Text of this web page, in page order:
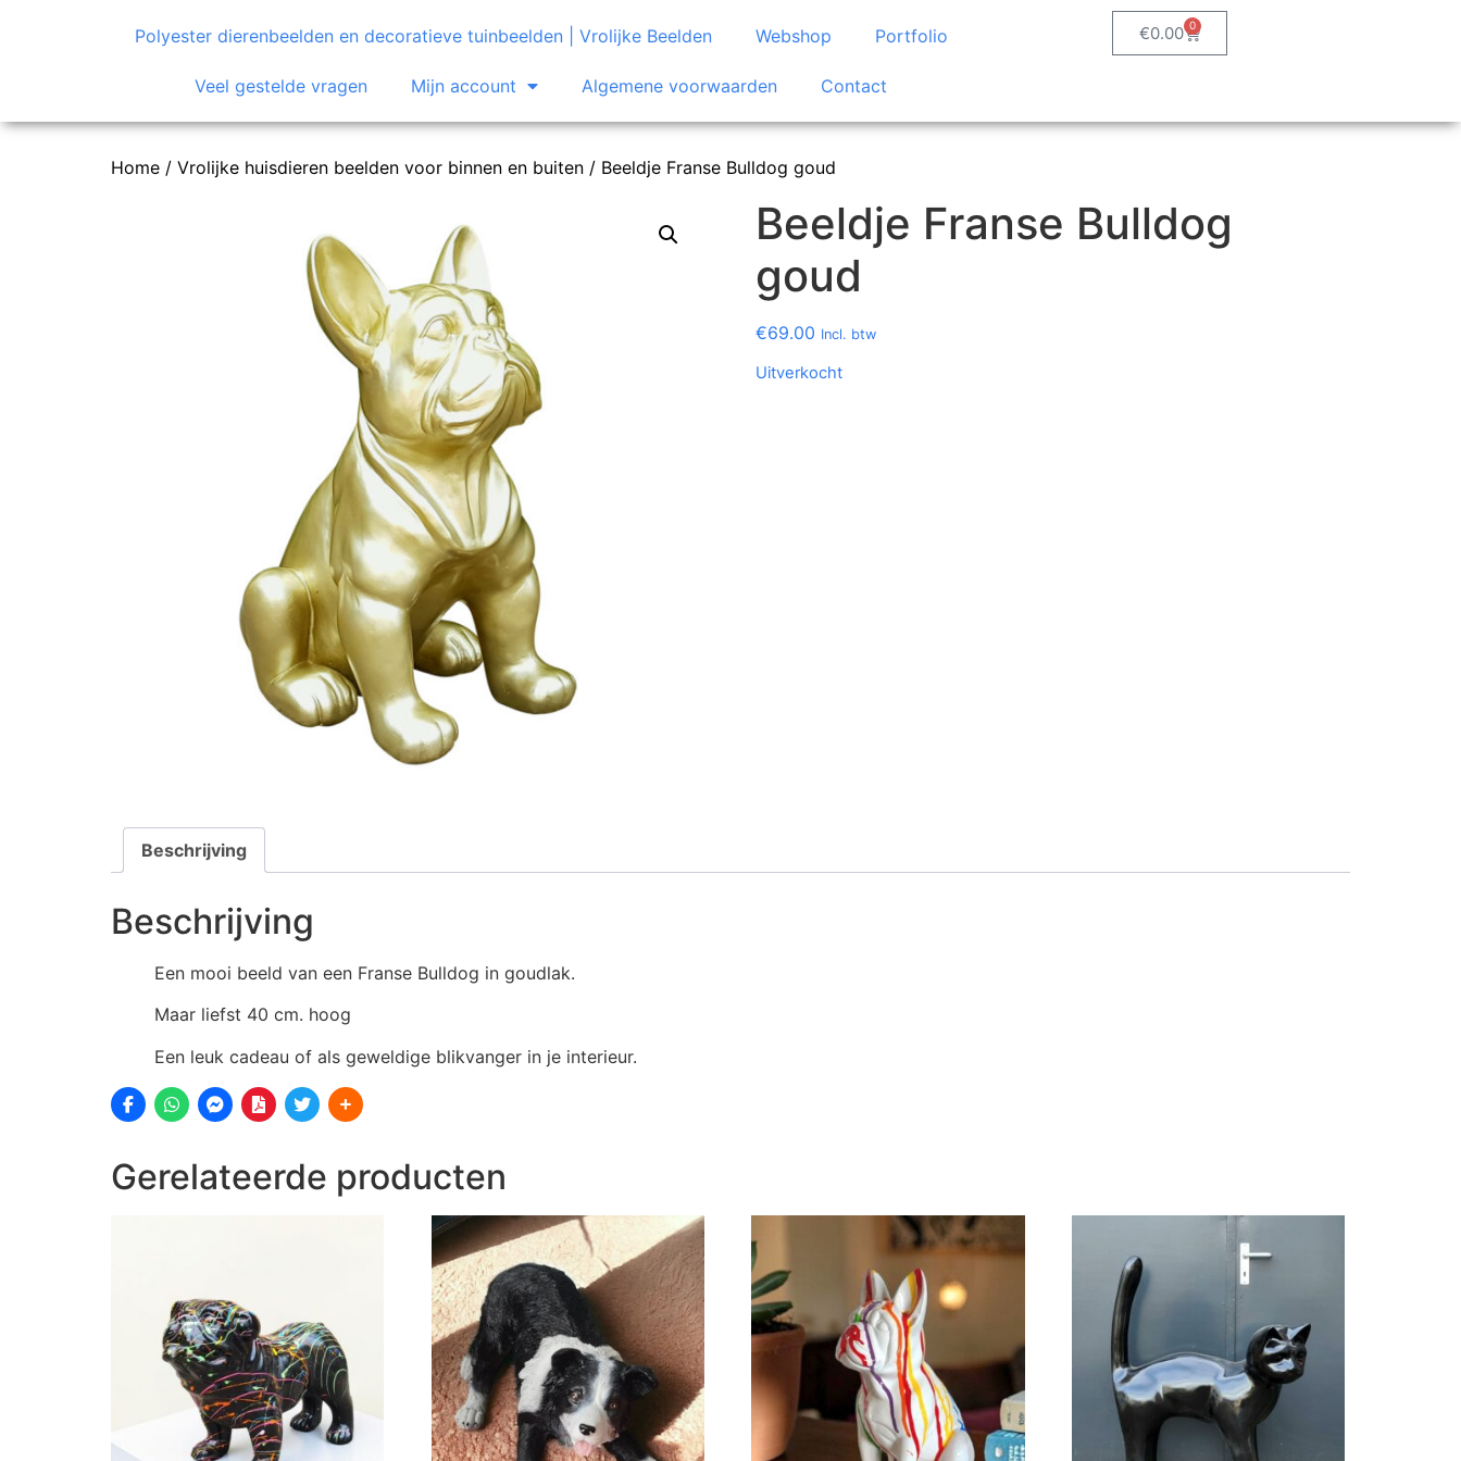
Polyester dierenbeelden en decoratieve tuinbeelden | Vrolijke Beelden Webshop Portfolio
Veel gestelde vragen Mijn account Algemene voorwaarden Contact
€0.00 0
Home / Vrolijke huisdieren beelden voor binnen en buiten / Beeldje Franse Bulldog goud
Beeldje Franse Bulldog
goud
€69.00 Incl. btw
Uitverkocht
Beschrijving
Beschrijving
Een mooi beeld van een Franse Bulldog in goudlak.
Maar liefst 40 cm. hoog
Een leuk cadeau of als geweldige blikvanger in je interieur.
Gerelateerde producten